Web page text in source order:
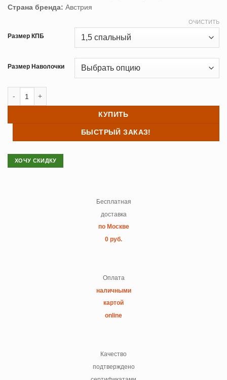
Страна бренда: Австрия
Размер КПБ
Размер Наволочки
ОЧИСТИТЬ
КУПИТЬ
БЫСТРЫЙ ЗАКАЗ!
ХОЧУ СКИДКУ
Бесплатная
доставка
по Москве
0 руб.
Оплата
наличными
картой
online
Качество
подтверждено